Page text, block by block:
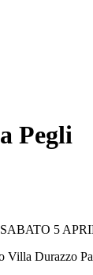
Pegli
SABATO 5
Villa Durazzo